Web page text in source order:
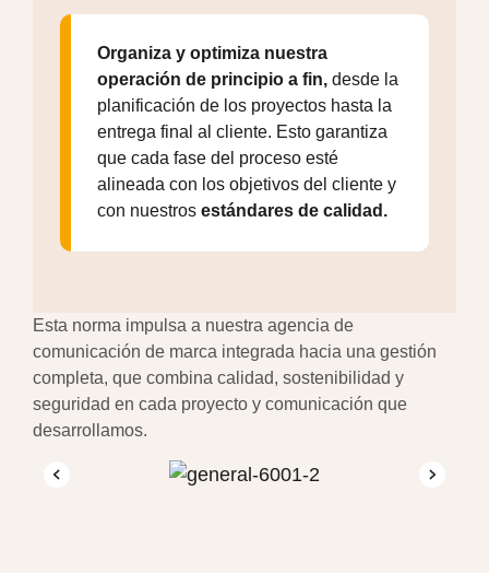
Organiza y optimiza nuestra
operación de principio a fin,desde la
planificación de los proyectos hasta la
entrega final al cliente. Esto garantiza
que cada fase del proceso esté
alineada con los objetivos del cliente y
con nuestros estándares de calidad.
Esta norma impulsa a nuestra agencia de
comunicación de marca integrada hacia una gestión
completa, que combina calidad, sostenibilidad y
seguridad en cada proyecto y comunicación que
desarrollamos.